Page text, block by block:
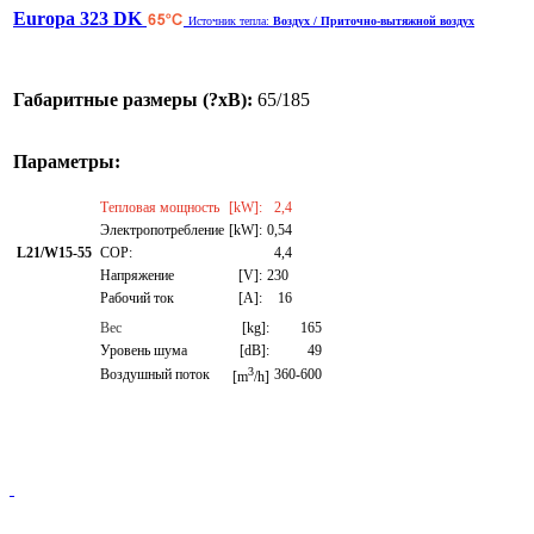
Europa 323 DK
Источник тепла: Воздух / Приточно-вытяжной воздух
Габаритные размеры (?хВ): 65/185
Параметры:
L21/W15-55
Тепловая мощность [kW]:
2,4
Электропотребление [kW]: 0,54
СОР:
4,4
Напряжение
[V]: 230
Рабочий ток
[A]:
16
Вес
[kg]:
165
Уровень шума
[dB]:
49
Воздушный поток
[m3/h] 360-600